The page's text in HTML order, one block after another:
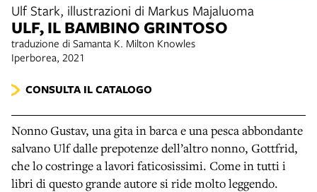
Ulf Stark, illustrazioni di Markus Majaluoma
ULF, IL BAMBINO GRINTOSO
traduzione di Samanta K. Milton Knowles
Iperborea, 2021
CONSULTA IL CATALOGO
Nonno Gustav, una gita in barca e una pesca abbondante
salvano Ulf dalle prepotenze dell’altro nonno, Gottfrid,
che lo costringe a lavori faticosissimi. Come in tutti i
libri di questo grande autore si ride molto leggendo.